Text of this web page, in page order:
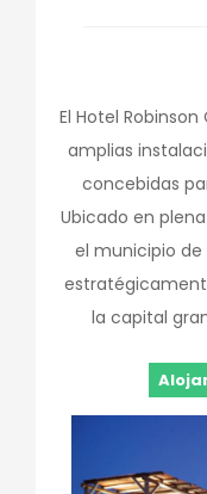
El Hotel
amplias
concebidas
Ubicado en
el municipio
la capital